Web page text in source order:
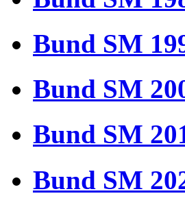
Bund SM
Bund SM
Bund SM
Bund SM